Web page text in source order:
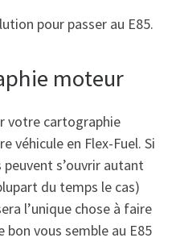
pour passer au E85.
moteur
votre cartographie
véhicule en Flex-Fuel. Si
s’ouvrir autant
du temps le cas)
l’unique chose à faire
vous semble au E85